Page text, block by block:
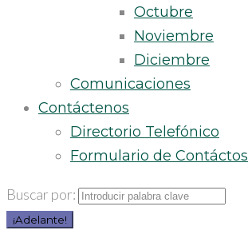
Octubre
Noviembre
Diciembre
Comunicaciones
Contáctenos
Directorio Telefónico
Formulario de Contáctos
Buscar por:
¡Adelante!